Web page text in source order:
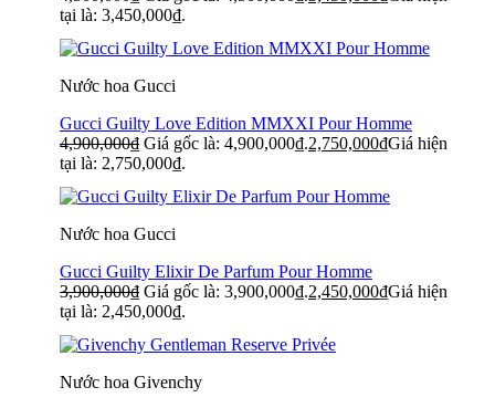
tại là: 3,450,000₫.
Nước hoa Gucci
Gucci Guilty Love Edition MMXXI Pour Homme
4,900,000₫ Giá gốc là: 4,900,000₫.2,750,000₫Giá hiện
tại là: 2,750,000₫.
Nước hoa Gucci
Gucci Guilty Elixir De Parfum Pour Homme
3,900,000₫ Giá gốc là: 3,900,000₫.2,450,000₫Giá hiện
tại là: 2,450,000₫.
Nước hoa Givenchy